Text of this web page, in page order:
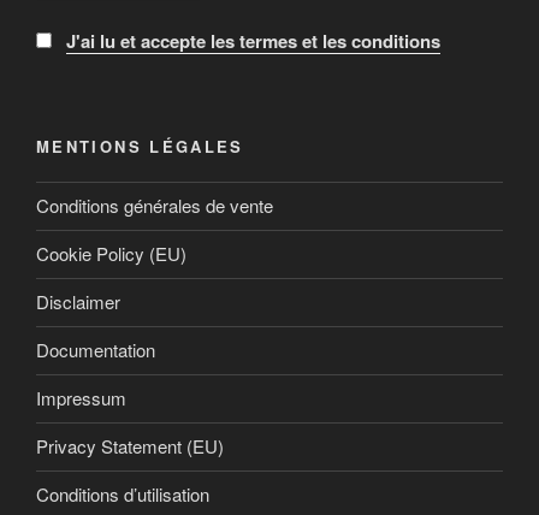
J'ai lu et accepte les termes et les conditions
MENTIONS LÉGALES
Conditions générales de vente
Cookie Policy (EU)
Disclaimer
Documentation
Impressum
Privacy Statement (EU)
Conditions d’utilisation